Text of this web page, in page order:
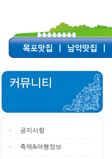
공지사항
축제&여행정보